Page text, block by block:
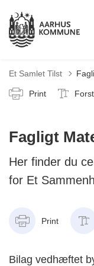
Et Samlet Tilst
Print
Fagligt
Her finder du
for Et
Print
Bilag vedhæftet